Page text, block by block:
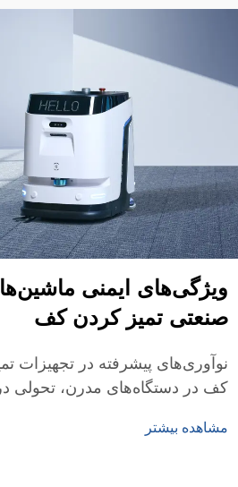
ویژگی‌های ایمنی
صنعتی تمیز کردن کف
نوآوری‌های پیشرفته در تجهیزات
کف در دستگاه‌های مدرن، تحولی
مهم‌تر از آن، ورود به دوره‌ای از
مشاهده بیشتر